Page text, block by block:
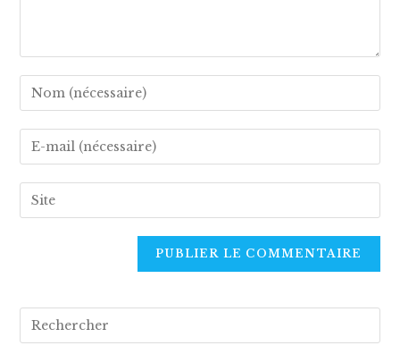
Enter
your
name
or
to
comment
Enter
your
email
address
Enter
your
Rechercher
sur